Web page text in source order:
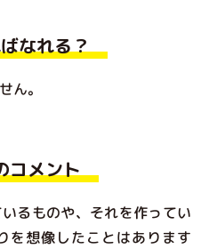
なれる？
ん。
コメント
るものや、それを作ってい
を想像したことはあります